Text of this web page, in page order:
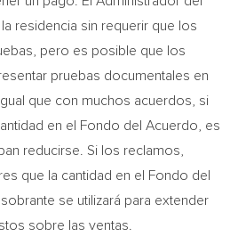
residencia sin requerir que los
pero es posible que los
pruebas documentales en
que con muchos acuerdos, si
en el Fondo del Acuerdo, es
reducirse. Si los reclamos,
que la cantidad en el Fondo del
se utilizará para extender
sobre las ventas.